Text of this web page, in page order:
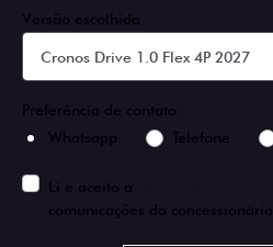
Versão escolhida
Preferência de contato:
Whatsapp
Telefone
Li e aceito a
comunicações da concessionária.